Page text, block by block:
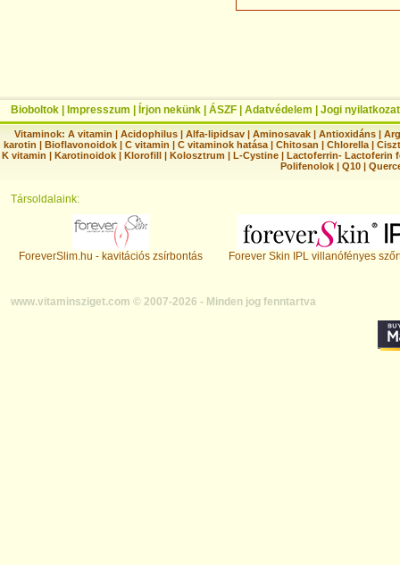
Bioboltok Impresszum Írjon nekünk ÁSZF Adatvédelem Jogi nyilatkozat
Vitaminok: A vitamin |Acidophilus |Alfa-lipidsav |Aminosavak |Antioxidáns |
karotin | Bioflavonoidok | C vitamin | C vitaminok hatása | Chitosan | Chlorella |
K vitamin | Karotinoidok | Klorofill | Kolosztrum | L-Cystine | Lactoferrin- Lactoferin
Polifenolok |Q10 |
Társoldalaink:
ForeverSlim.hu - kavitációs zsírbontás Forever Skin IPL villanófényes
www.vitaminsziget.com © 2007-2026 - Minden jog fenntartva